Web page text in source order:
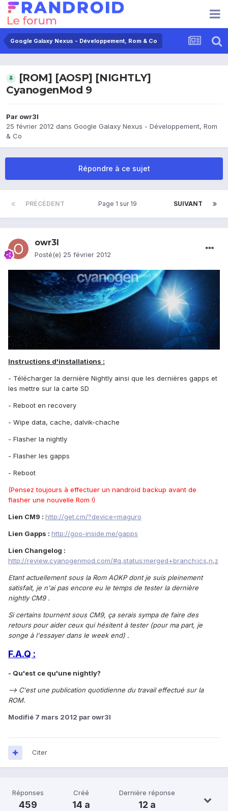
Google Galaxy Nexus - Développement, Rom & Co
[ROM] [AOSP] [NIGHTLY]
CyanogenMod 9
Par owr3l
25 février 2012 dans Google Galaxy Nexus - Développement, Rom
& Co
Répondre à ce sujet
PRÉCÉDENT SUIVANT
Page 1 sur 19
owr3l
Posté(e) 25 février 2012
Instructions d'installations :
- Télécharger la dernière Nightly ainsi que les dernières gapps et
les mettre sur la carte SD
- Reboot en recovery
- Wipe data, cache, dalvik-chache
- Flasher la nightly
- Flasher les gapps
- Reboot
(Pensez toujours à effectuer un nandroid backup avant de
flasher une nouvelle Rom !)
Lien CM9 : http://get.cm/?device=maguro
Lien Gapps : http://goo-inside.me/gapps
Lien Changelog :
http://review.cyanogenmod.com/#q,status:merged+branch:ics,n,z
Etant actuellement sous la Rom AOKP dont je suis pleinement
satisfait, je n'ai pas encore eu le temps de tester la dernière
nightly CM9 .
Si certains tournent sous CM9, ça serais sympa de faire des
retours pour aider ceux qui hésitent à tester (pour ma part, je
songe à l'essayer dans le week end) .
F.A.Q :
- Qu'est ce qu'une nightly?
--> C'est une publication quotidienne du travail effectué sur la
ROM.
Modifié 7 mars 2012 par owr3l
Citer
Réponses
459
Créé
14 a
Dernière réponse
12 a